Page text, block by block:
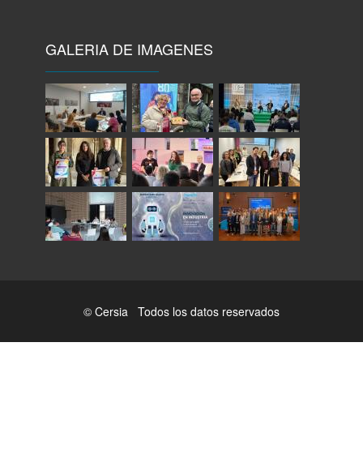
GALERIA DE IMAGENES
© Cersia Todos los datos reservados